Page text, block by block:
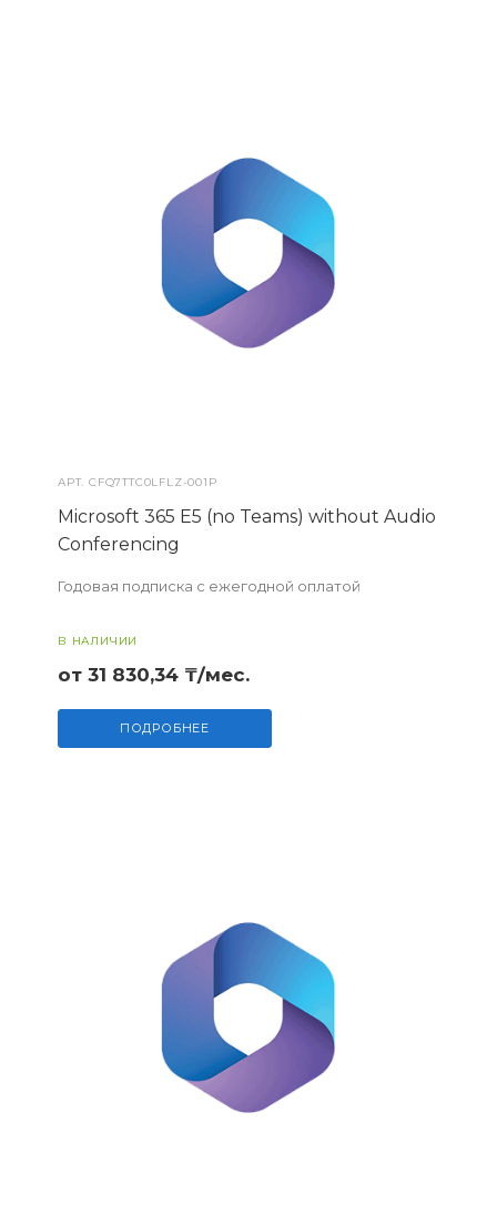
АРТ.CFQ7TTC0LFLZ-001P
Microsoft 365 E5 (no Teams) without Audio
Conferencing
Годовая подписка с ежегодной оплатой
В НАЛИЧИИ
от 31 830,34 ₸/мес.
ПОДРОБНЕЕ